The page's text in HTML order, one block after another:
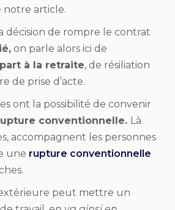
notre article.
décision de rompre le contrat
on parle alors ici de
à la retraite, de résiliation
de prise d’acte.
ont la possibilité de convenir
conventionnelle. Là
accompagnent les personnes
une rupture conventionnelle
peut mettre un